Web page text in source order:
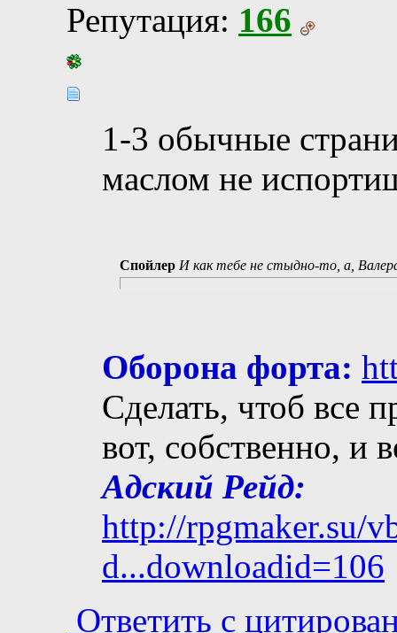
Репутация: 166
1-3 обычные
маслом не
Спойлер И как тебе не стыдно-то, а,
Оборона форта:
Сделать, чтоб все
вот, собственно, и
Адский Рейд:
http://rpgmaker.su/
d...downloadid=106
Ответить с